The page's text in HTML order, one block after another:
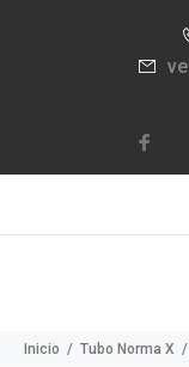
Inicio Tubo Norma X